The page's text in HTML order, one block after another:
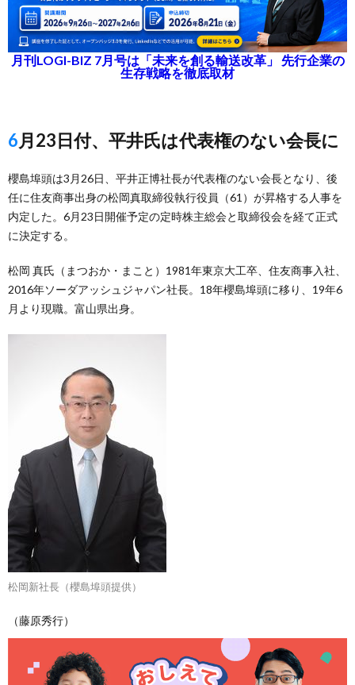
月刊LOGI-BIZ 7月号は「未来を創る輸送改革」 先行企業の
生存戦略を徹底取材
6月23日付、平井氏は代表権のない会長に
櫻島埠頭は3月26日、平井正博社長が代表権のない会長となり、後
任に住友商事出身の松岡真取締役執行役員（61）が昇格する人事を
内定した。6月23日開催予定の定時株主総会と取締役会を経て正式
に決定する。
松岡 真氏（まつおか・まこと）1981年東京大工卒、住友商事入社、
2016年ソーダアッシュジャパン社長。18年櫻島埠頭に移り、19年6
月より現職。富山県出身。
松岡新社長（櫻島埠頭提供）
（藤原秀行）